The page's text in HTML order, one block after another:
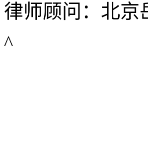
律师顾问：北京
^